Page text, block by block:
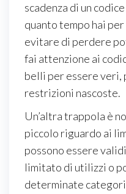
scadenza di un
quanto tempo hai
evitare di perdere
fai attenzione ai
belli per essere
restrizioni nascoste.
Un’altra trappola è
piccolo riguardo ai
possono essere
limitato di utilizzi o
determinate